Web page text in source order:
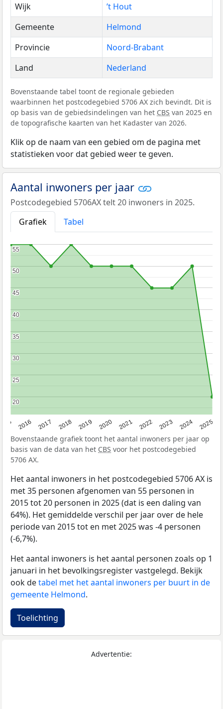
Wijk
’t Hout
Gemeente
Helmond
Provincie
Noord-Brabant
Land
Nederland
Bovenstaande tabel toont de regionale gebieden
waarbinnen het postcodegebied 5706 AX zich bevindt. Dit is
op basis van de gebiedsindelingen van het CBS van 2025 en
de topografische kaarten van het Kadaster van 2026.
Klik op de naam van een gebied om de pagina met
statistieken voor dat gebied weer te geven.
Aantal inwoners per jaar
Postcodegebied 5706AX telt 20 inwoners in 2025.
Grafiek
Tabel
2016 2017 2018 2019 2020 2021 2022 2023 2024 2025
20
20
25
25
30
30
35
35
40
40
45
45
50
50
55
55
Bovenstaande grafiek toont het aantal inwoners per jaar op
basis van de data van het CBS voor het postcodegebied
5706 AX.
Het aantal inwoners in het postcodegebied 5706 AX is
met 35 personen afgenomen van 55 personen in
2015 tot 20 personen in 2025 (dat is een daling van
64%). Het gemiddelde verschil per jaar over de hele
periode van 2015 tot en met 2025 was -4 personen
(-6,7%).
Het aantal inwoners is het aantal personen zoals op 1
januari in het bevolkingsregister vastgelegd. Bekijk
ook detabel met het aantal inwoners per buurt in de
gemeente Helmond.
Toelichting
Advertentie: